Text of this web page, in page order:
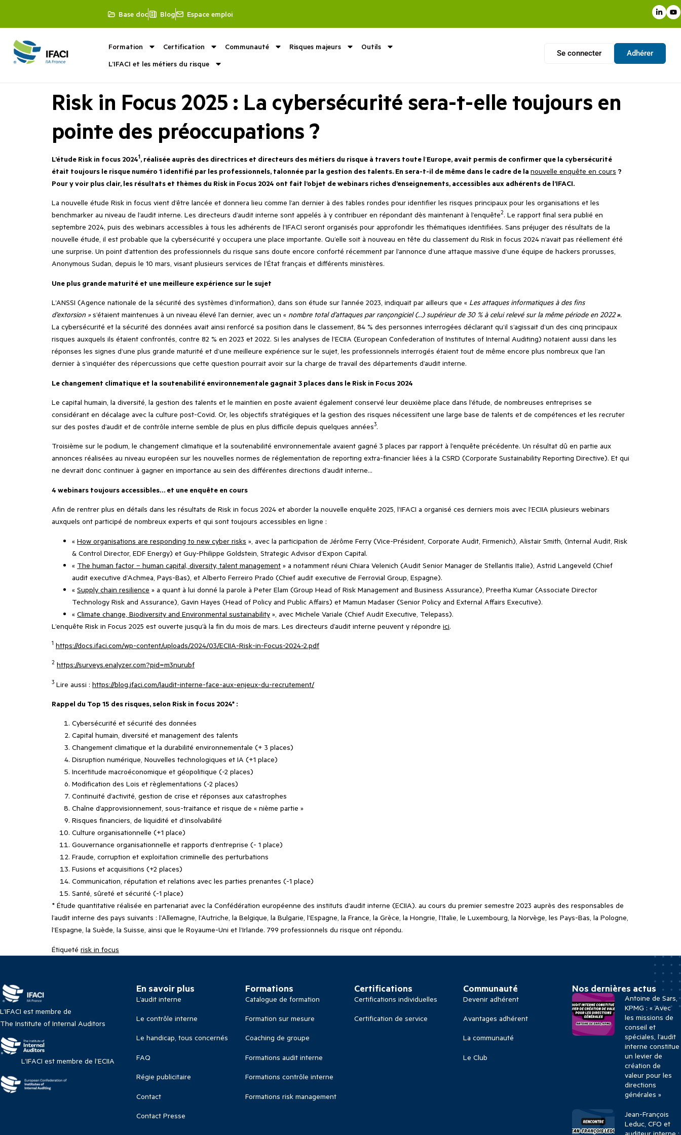
Base doc Blog Espace emploi
Formation Certification Communauté Risques majeurs
Outils
L’IFACI et les métiers du risque
Se connecter Adhérer
Risk in Focus 2025 : La cybersécurité sera-t-elle toujours en
pointe des préoccupations ?
L’étude Risk in focus 20241, réalisée auprès des directrices et directeurs des métiers du risque à travers toute l’Europe, avait permis de confirmer que la cybersécurité
était toujours le risque numéro 1 identifié par les professionnels, talonnée par la gestion des talents. En sera-t-il de même dans le cadre de la nouvelle enquête en cours ?
Pour y voir plus clair, les résultats et thèmes du Risk in Focus 2024 ont fait l’objet de webinars riches d’enseignements, accessibles aux adhérents de l’IFACI.
La nouvelle étude Risk in focus vient d’être lancée et donnera lieu comme l’an dernier à des tables rondes pour identifier les risques principaux pour les organisations et les
benchmarker au niveau de l’audit interne. Les directeurs d’audit interne sont appelés à y contribuer en répondant dès maintenant à l’enquête2. Le rapport final sera publié en
septembre 2024, puis des webinars accessibles à tous les adhérents de l’IFACI seront organisés pour approfondir les thématiques identifiées. Sans préjuger des résultats de la
nouvelle étude, il est probable que la cybersécurité y occupera une place importante. Qu’elle soit à nouveau en tête du classement du Risk in focus 2024 n’avait pas réellement été
une surprise. Un point d’attention des professionnels du risque sans doute encore conforté récemment par l’annonce d’une attaque massive d’une équipe de hackers prorusses,
Anonymous Sudan, depuis le 10 mars, visant plusieurs services de l’État français et différents ministères.
Une plus grande maturité et une meilleure expérience sur le sujet
L’ANSSI (Agence nationale de la sécurité des systèmes d’information), dans son étude sur l’année 2023, indiquait par ailleurs que « Les attaques informatiques à des fins
d’extorsion » s’étaient maintenues à un niveau élevé l’an dernier, avec un « nombre total d’attaques par rançongiciel (…) supérieur de 30 % à celui relevé sur la même période en 2022».
La cybersécurité et la sécurité des données avait ainsi renforcé sa position dans le classement, 84 % des personnes interrogées déclarant qu’il s’agissait d’un des cinq principaux
risques auxquels ils étaient confrontés, contre 82 % en 2023 et 2022. Si les analyses de l’ECIIA (European Confederation of Institutes of Internal Auditing) notaient aussi dans les
réponses les signes d’une plus grande maturité et d’une meilleure expérience sur le sujet, les professionnels interrogés étaient tout de même encore plus nombreux que l’an
dernier à s’inquiéter des répercussions que cette question pourrait avoir sur la charge de travail des départements d’audit interne.
Le changement climatique et la soutenabilité environnementale gagnait 3 places dans le Risk in Focus 2024
Le capital humain, la diversité, la gestion des talents et le maintien en poste avaient également conservé leur deuxième place dans l’étude, de nombreuses entreprises se
considérant en décalage avec la culture post-Covid. Or, les objectifs stratégiques et la gestion des risques nécessitent une large base de talents et de compétences et les recruter
sur des postes d’audit et de contrôle interne semble de plus en plus difficile depuis quelques années3.
Troisième sur le podium, le changement climatique et la soutenabilité environnementale avaient gagné 3 places par rapport à l’enquête précédente. Un résultat dû en partie aux
annonces réalisées au niveau européen sur les nouvelles normes de réglementation de reporting extra-financier liées à la CSRD (Corporate Sustainability Reporting Directive). Et qui
ne devrait donc continuer à gagner en importance au sein des différentes directions d’audit interne…
4 webinars toujours accessibles… et une enquête en cours
Afin de rentrer plus en détails dans les résultats de Risk in focus 2024 et aborder la nouvelle enquête 2025, l’IFACI a organisé ces derniers mois avec l’ECIIA plusieurs webinars
auxquels ont participé de nombreux experts et qui sont toujours accessibles en ligne :
« How organisations are responding to new cyber risks », avec la participation de Jérôme Ferry (Vice-Président, Corporate Audit, Firmenich), Alistair Smith, (Internal Audit, Risk
& Control Director, EDF Energy) et Guy-Philippe Goldstein, Strategic Advisor d’Expon Capital.
« The human factor – human capital, diversity, talent management » a notamment réuni Chiara Velenich (Audit Senior Manager de Stellantis Italie), Astrid Langeveld (Chief
audit executive d’Achmea, Pays-Bas), et Alberto Ferreiro Prado (Chief audit executive de Ferrovial Group, Espagne).
« Supply chain resilience » a quant à lui donné la parole à Peter Elam (Group Head of Risk Management and Business Assurance), Preetha Kumar (Associate Director
Technology Risk and Assurance), Gavin Hayes (Head of Policy and Public Affairs) et Mamun Madaser (Senior Policy and External Affairs Executive).
« Climate change, Biodiversity and Environmental sustainability », avec Michele Variale (Chief Audit Executive, Telepass).
L’enquête Risk in Focus 2025 est ouverte jusqu’à la fin du mois de mars. Les directeurs d’audit interne peuvent y répondre ici.
1 https://docs.ifaci.com/wp-content/uploads/2024/03/ECIIA-Risk-in-Focus-2024-2.pdf
2 https://surveys.enalyzer.com?pid=m3nurubf
3 Lire aussi : https://blog.ifaci.com/laudit-interne-face-aux-enjeux-du-recrutement/
Rappel du Top 15 des risques, selon Risk in focus 2024* :
Cybersécurité et sécurité des données
Capital humain, diversité et management des talents
Changement climatique et la durabilité environnementale (+ 3 places)
Disruption numérique, Nouvelles technologiques et IA (+1 place)
Incertitude macroéconomique et géopolitique (-2 places)
Modification des Lois et règlementations (-2 places)
Continuité d’activité, gestion de crise et réponses aux catastrophes
Chaîne d’approvisionnement, sous-traitance et risque de « nième partie »
Risques financiers, de liquidité et d’insolvabilité
Culture organisationnelle (+1 place)
Gouvernance organisationnelle et rapports d’entreprise (- 1 place)
Fraude, corruption et exploitation criminelle des perturbations
Fusions et acquisitions (+2 places)
Communication, réputation et relations avec les parties prenantes (-1 place)
Santé, sûreté et sécurité (-1 place)
* Étude quantitative réalisée en partenariat avec la Confédération européenne des instituts d’audit interne (ECIIA). au cours du premier semestre 2023 auprès des responsables de
l’audit interne des pays suivants : l’Allemagne, l’Autriche, la Belgique, la Bulgarie, l’Espagne, la France, la Grèce, la Hongrie, l’Italie, le Luxembourg, la Norvège, les Pays-Bas, la Pologne,
l’Espagne, la Suède, la Suisse, ainsi que le Royaume-Uni et l’Irlande. 799 professionnels du risque ont répondu.
Étiqueté risk in focus
L’IFACI est membre de
The Institute of Internal Auditors
L’IFACI est membre de l’ECIIA
En savoir plus
L’audit interne
Le contrôle interne
Le handicap, tous concernés
FAQ
Régie publicitaire
Contact
Contact Presse
Formations
Catalogue de formation
Formation sur mesure
Coaching de groupe
Formations audit interne
Formations contrôle interne
Formations risk management
Certifications
Certifications individuelles
Certification de service
Communauté
Devenir adhérent
Avantages adhérent
La communauté
Le Club
Nos dernières actus
Antoine de Sars,
KPMG : « Avec
les missions de
conseil et
spéciales, l’audit
interne constitue
un levier de
création de
valeur pour les
directions
générales »
Jean-François
Leduc, CFO et
auditeur interne :